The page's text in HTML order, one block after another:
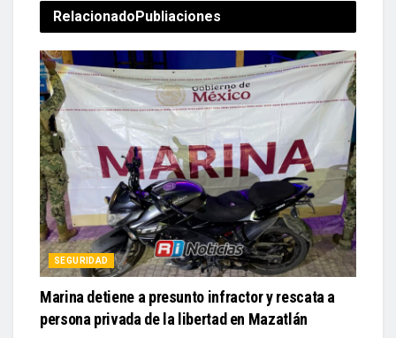
Relacionado Publiaciones
SEGURIDAD
Marina detiene a presunto infractor y rescata a
persona privada de la libertad en Mazatlán